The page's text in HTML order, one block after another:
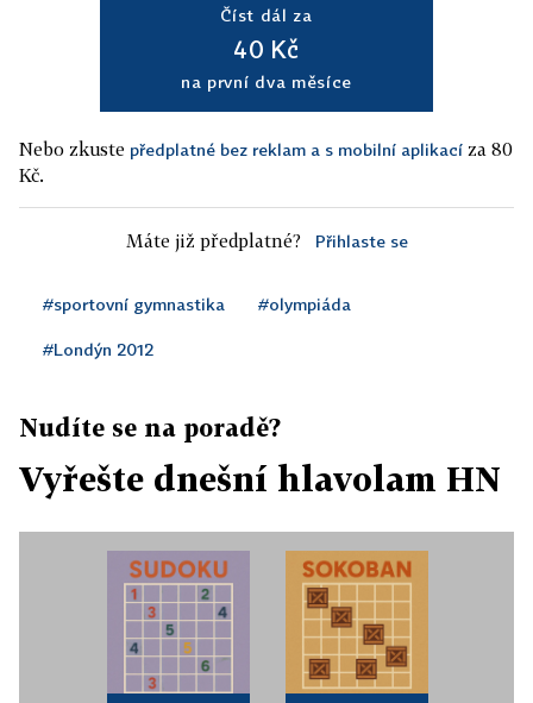
Číst dál za
40 Kč
na první dva měsíce
Nebo zkuste předplatné bez reklam a s mobilní aplikací za 80
Kč.
Máte již předplatné? Přihlaste se
#sportovní gymnastika #olympiáda
#Londýn 2012
Nudíte se na poradě?
Vyřešte dnešní hlavolam HN